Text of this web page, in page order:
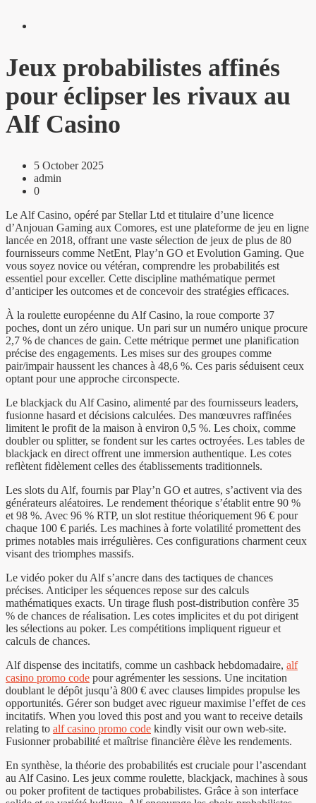
Jeux probabilistes affinés
pour éclipser les rivaux au
Alf Casino
5 October 2025
admin
0
Le Alf Casino, opéré par Stellar Ltd et titulaire d’une licence
d’Anjouan Gaming aux Comores, est une plateforme de jeu en ligne
lancée en 2018, offrant une vaste sélection de jeux de plus de 80
fournisseurs comme NetEnt, Play’n GO et Evolution Gaming. Que
vous soyez novice ou vétéran, comprendre les probabilités est
essentiel pour exceller. Cette discipline mathématique permet
d’anticiper les outcomes et de concevoir des stratégies efficaces.
À la roulette européenne du Alf Casino, la roue comporte 37
poches, dont un zéro unique. Un pari sur un numéro unique procure
2,7 % de chances de gain. Cette métrique permet une planification
précise des engagements. Les mises sur des groupes comme
pair/impair haussent les chances à 48,6 %. Ces paris séduisent ceux
optant pour une approche circonspecte.
Le blackjack du Alf Casino, alimenté par des fournisseurs leaders,
fusionne hasard et décisions calculées. Des manœuvres raffinées
limitent le profit de la maison à environ 0,5 %. Les choix, comme
doubler ou splitter, se fondent sur les cartes octroyées. Les tables de
blackjack en direct offrent une immersion authentique. Les cotes
reflètent fidèlement celles des établissements traditionnels.
Les slots du Alf, fournis par Play’n GO et autres, s’activent via des
générateurs aléatoires. Le rendement théorique s’établit entre 90 %
et 98 %. Avec 96 % RTP, un slot restitue théoriquement 96 € pour
chaque 100 € pariés. Les machines à forte volatilité promettent des
primes notables mais irrégulières. Ces configurations charment ceux
visant des triomphes massifs.
Le vidéo poker du Alf s’ancre dans des tactiques de chances
précises. Anticiper les séquences repose sur des calculs
mathématiques exacts. Un tirage flush post-distribution confère 35
% de chances de réalisation. Les cotes implicites et du pot dirigent
les sélections au poker. Les compétitions impliquent rigueur et
calculs de chances.
Alf dispense des incitatifs, comme un cashback hebdomadaire, alf
casino promo code pour agrémenter les sessions. Une incitation
doublant le dépôt jusqu’à 800 € avec clauses limpides propulse les
opportunités. Gérer son budget avec rigueur maximise l’effet de ces
incitatifs. When you loved this post and you want to receive details
relating to alf casino promo code kindly visit our own web-site.
Fusionner probabilité et maîtrise financière élève les rendements.
En synthèse, la théorie des probabilités est cruciale pour l’ascendant
au Alf Casino. Les jeux comme roulette, blackjack, machines à sous
ou poker profitent de tactiques probabilistes. Grâce à son interface